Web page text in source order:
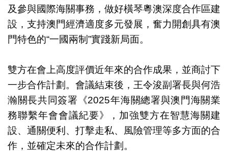
及參與國際海關事務，做好橫琴粵澳深度合作區建
設，支持澳門經濟適度多元發展，奮力開創具有澳
門特色的“一國兩制”實踐新局面。
雙方在會上高度評價近年來的合作成果，並商討下
一步合作計劃。會議結束後，王令浚副署長與何浩
瀚關長共同簽署《2025年海關總署與澳門海關業
務聯繫年會會議紀要》，加強雙方在智慧海關建
設、通關便利、打擊走私、風險管理等多方面的合
作，並確定未來的合作計劃。